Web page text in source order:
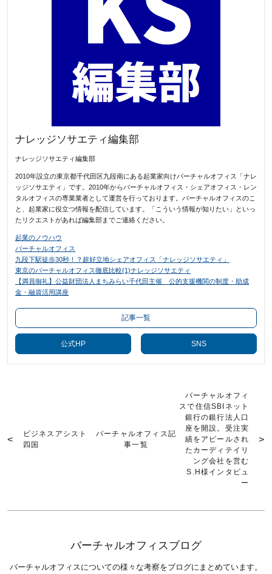
ナレッジソサエティ編集部
ナレッジソサエティ編集部
2010年設立の東京都千代田区九段南にある起業家向けバーチャルオフィス「ナレ
ッジソサエティ」です。2010年からバーチャルオフィス・シェアオフィス・レン
タルオフィスの専業業者として運営を行っております。バーチャルオフィスのこ
と、起業家に役立つ情報を配信しています。「こういう情報が知りたい」といっ
たリクエストがあれば編集部までご連絡ください。
起業のノウハウ
バーチャルオフィス
九段下駅徒歩30秒！？超好立地シェアオフィス「ナレッジソサエティ」
東京のバーチャルオフィス徹底比較(1)ナレッジソサエティ
【満員御礼】公益財団法人まちみらい千代田主催 公的支援機関の制度・助成
金・融資活用講座
記事一覧
公式HP SNS
ビジネスアシスト
四国
バーチャルオフィス記
事一覧
バーチャルオフィ
スで住信SBIネット
銀行の銀行法人口
座を開設。受注実
績をアピールされ
たカーディテイリ
ング会社を営む
S.H様インタビュ
ー
バーチャルオフィスブログ
バーチャルオフィスについての様々な考察をブログにまとめています。